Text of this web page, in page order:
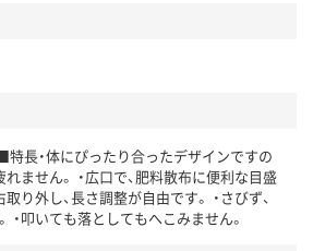
特長・体にぴったり合ったデザインですの
ません。 ・広口で、肥料散布に便利な目盛
り外し、長さ調整が自由です。 ・さびず、
・叩いても落としてもへこみません。